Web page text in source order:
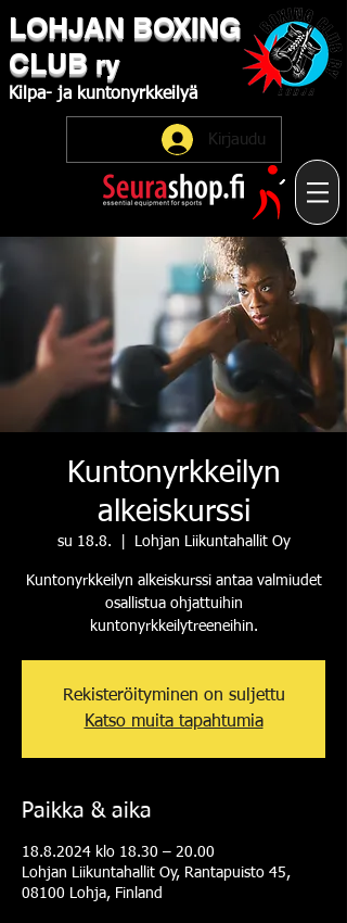
LOHJAN ​BOXING
CLUB ry
Kilpa- ja kuntonyrkkeilyä
Kirjaudu
Kuntonyrkkeilyn
alkeiskurssi
su 18.8. Lohjan Liikuntahallit Oy
Kuntonyrkkeilyn alkeiskurssi antaa valmiudet
osallistua ohjattuihin
kuntonyrkkeilytreeneihin.
Rekisteröityminen on suljettu
Katso muita tapahtumia
Paikka & aika
18.8.2024 klo 18.30 – 20.00
Lohjan Liikuntahallit Oy, Rantapuisto 45,
08100 Lohja, Finland